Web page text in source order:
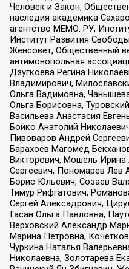
Человек и Закон,
наследия академика
агентство МЕМО. РУ,
Институт Развития
Женсовет, Общественный
антимонопольная
Дзугкоева Регина
Владимирович,
Ольга Вадимовна,
Ольга Борисовна,
Васильева Анастасия
Бойко Анатолий
Пивоваров Андрей
Барахоев Магомед
Викторович, Мошель
Сергеевич, Пономарев Лев
Борис Юльевич, Созаев
Тимур Рифгатович,
Сергей Алексадрович,
Гасан Ольга Павловна,
Верховский Александр
Марина Петровна,
Чуркина Наталья
Николаевна, Золотарева